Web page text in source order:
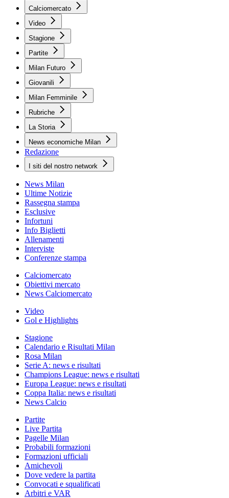
Calciomercato
Video
Stagione
Partite
Milan Futuro
Giovanili
Milan Femminile
Rubriche
La Storia
News economiche Milan
Redazione
I siti del nostro network
News Milan
Ultime Notizie
Rassegna stampa
Esclusive
Infortuni
Info Biglietti
Allenamenti
Interviste
Conferenze stampa
Calciomercato
Obiettivi mercato
News Calciomercato
Video
Gol e Highlights
Stagione
Calendario e Risultati Milan
Rosa Milan
Serie A: news e risultati
Champions League: news e risultati
Europa League: news e risultati
Coppa Italia: news e risultati
News Calcio
Partite
Live Partita
Pagelle Milan
Probabili formazioni
Formazioni ufficiali
Amichevoli
Dove vedere la partita
Convocati e squalificati
Arbitri e VAR